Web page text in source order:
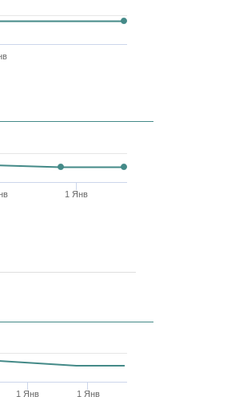
1 Янв
1 Янв 1 Янв